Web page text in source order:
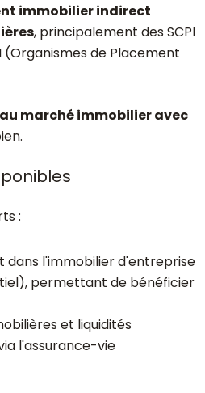
immobilier indirect
, principalement des SCPI
(Organismes de Placement
marché immobilier avec
:
dans l'immobilier d'entreprise
permettant de bénéficier
et liquidités
l'assurance-vie